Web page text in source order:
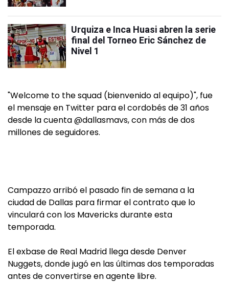
Urquiza e Inca Huasi abren la serie
final del Torneo Eric Sánchez de
Nivel 1
"Welcome to the squad (bienvenido al equipo)", fue
el mensaje en Twitter para el cordobés de 31 años
desde la cuenta @dallasmavs, con más de dos
millones de seguidores.
Campazzo arribó el pasado fin de semana a la
ciudad de Dallas para firmar el contrato que lo
vinculará con los Mavericks durante esta
temporada.
El exbase de Real Madrid llega desde Denver
Nuggets, donde jugó en las últimas dos temporadas
antes de convertirse en agente libre.